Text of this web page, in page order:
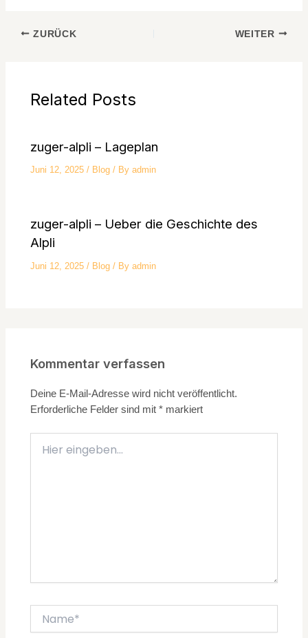
ZURÜCK WEITER
Related Posts
zuger-alpli – Lageplan
Juni 12, 2025/ Blog / Byadmin
zuger-alpli – Ueber die Geschichte des
Alpli
Juni 12, 2025/ Blog / Byadmin
Kommentar verfassen
Deine E-Mail-Adresse wird nicht veröffentlicht.
Erforderliche Felder sind mit* markiert
eingeben…